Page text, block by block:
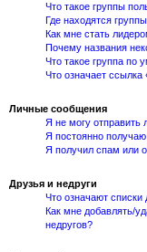
Что такое группы
Где находятся
Как мне стать
Почему названия
Что такое группа по
Что означает
Личные сообщения
Я не могу отправить
Я постоянно
Я получил спам или
Друзья и недруги
Что означают списки
Как мне добавлять/
недругов?